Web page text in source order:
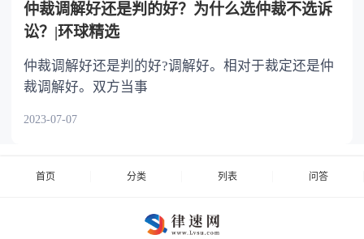
仲裁调解好还是判的好？为什么选仲裁不选诉
讼？|环球精选
仲裁调解好还是判的好?调解好。相对于裁定还是仲
裁调解好。双方当事
2023-07-07
首页 分类 列表 问答